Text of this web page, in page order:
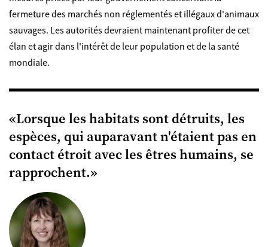
fermeture des marchés non réglementés et illégaux d'animaux
sauvages. Les autorités devraient maintenant profiter de cet
élan et agir dans l'intérêt de leur population et de la santé
mondiale.
«Lorsque les habitats sont détruits, les
espèces, qui auparavant n'étaient pas en
contact étroit avec les êtres humains, se
rapprochent.»